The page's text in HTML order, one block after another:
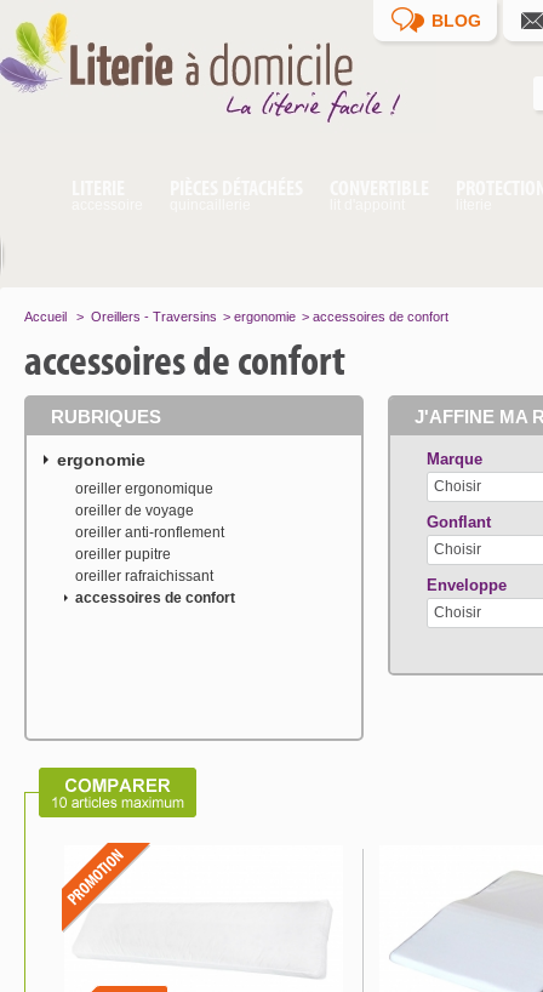
BLOG
Accueil > Oreillers - Traversins > ergonomie > accessoires de confort
accessoires de confort
RUBRIQUES
ergonomie
oreiller ergonomique
oreiller de voyage
oreiller anti-ronflement
oreiller pupitre
oreiller rafraichissant
accessoires de confort
J'AFFINE MA
Marque
Choisir
Gonflant
Choisir
Enveloppe
Choisir